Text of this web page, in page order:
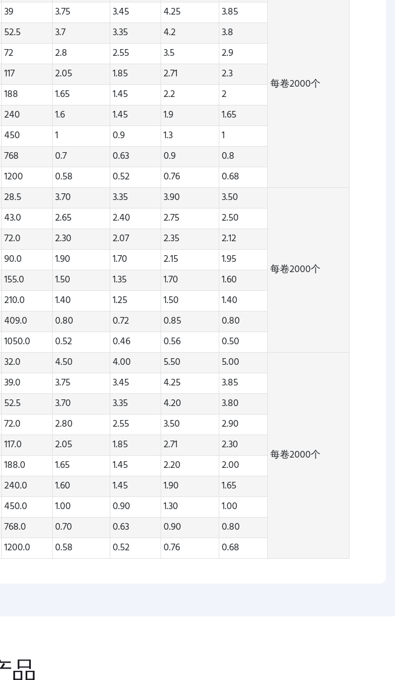
每卷2000个
39 3.75 3.45 4.25
3.85
52.5 3.7 3.35 4.2
3.8
72 2.8 2.55 3.5
2.9
117 2.05 1.85 2.71
2.3
188 1.65 1.45 2.2
2
240 1.6 1.45 1.9
1.65
450 1 0.9 1.3
1
768 0.7 0.63 0.9
0.8
1200 0.58 0.52 0.76
0.68
28.5 3.70 3.35 3.90 3.50
每卷2000个
43.0 2.65 2.40 2.75
2.50
72.0 2.30 2.07 2.35
2.12
90.0 1.90 1.70 2.15
1.95
155.0 1.50 1.35 1.70
1.60
210.0 1.40 1.25 1.50
1.40
409.0 0.80 0.72 0.85
0.80
1050.0 0.52 0.46 0.56
0.50
32.0 4.50 4.00 5.50 5.00
每卷2000个
39.0 3.75 3.45 4.25
3.85
52.5 3.70 3.35 4.20
3.80
72.0 2.80 2.55 3.50
2.90
117.0 2.05 1.85 2.71
2.30
188.0 1.65 1.45 2.20
2.00
240.0 1.60 1.45 1.90
1.65
450.0 1.00 0.90 1.30
1.00
768.0 0.70 0.63 0.90
0.80
1200.0 0.58 0.52 0.76 0.68
品